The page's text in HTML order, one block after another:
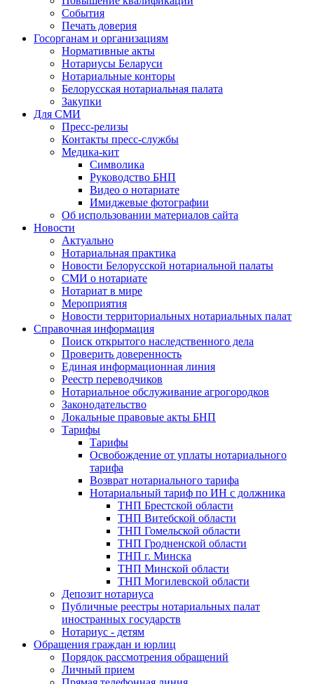
События
Печать доверия
Госорганам и организациям
Нормативные акты
Нотариусы Беларуси
Нотариальные конторы
Белорусская нотариальная палата
Закупки
Для СМИ
Пресс-релизы
Контакты пресс-службы
Медика-кит
Символика
Руководство БНП
Видео о нотариате
Имиджевые фотографии
Об использовании материалов сайта
Новости
Актуально
Нотариальная практика
Новости Белорусской нотариальной палаты
СМИ о нотариате
Нотариат в мире
Мероприятия
Новости территориальных нотариальных палат
Справочная информация
Поиск открытого наследственного дела
Проверить доверенность
Единая информационная линия
Реестр переводчиков
Нотариальное обслуживание агрогородков
Законодательство
Локальные правовые акты БНП
Тарифы
Тарифы
Освобождение от уплаты нотариального
тарифа
Возврат нотариального тарифа
Нотариальный тариф по ИН с должника
ТНП Брестской области
ТНП Витебской области
ТНП Гомельской области
ТНП Гродненской области
ТНП г. Минска
ТНП Минской области
ТНП Могилевской области
Депозит нотариуса
Публичные реестры нотариальных палат
иностранных государств
Нотариус - детям
Обращения граждан и юрлиц
Порядок рассмотрения обращений
Личный прием